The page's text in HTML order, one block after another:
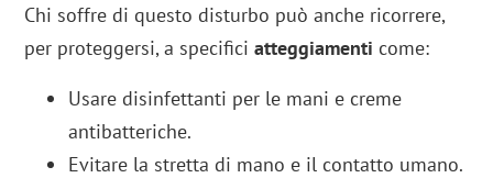
Chi soffre di questo disturbo può anche ricorrere,
per proteggersi, a specificiatteggiamenti come:
Usare disinfettanti per le mani e creme
antibatteriche.
Evitare la stretta di mano e il contatto umano.